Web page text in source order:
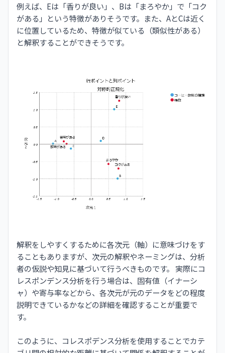
例えば、Eは「香りが良い」、Bは「まろやか」で「コク
がある」という特徴がありそうです。また、AとCは近く
に位置しているため、特徴が似ている（類似性がある）
と解釈することができそうです。
解釈をしやすくするために各次元（軸）に意味づけをす
ることもありますが、次元の解釈やネーミングは、分析
者の仮説や知見に基づいて行うべきものです。 実際にコ
レスポンデンス分析を行う場合は、固有値（イナーシ
ャ）や寄与率などから、各次元が元のデータをどの程度
説明できているかなどの詳細を確認することが重要で
す。
このように、コレスポデンス分析を使用することでカテ